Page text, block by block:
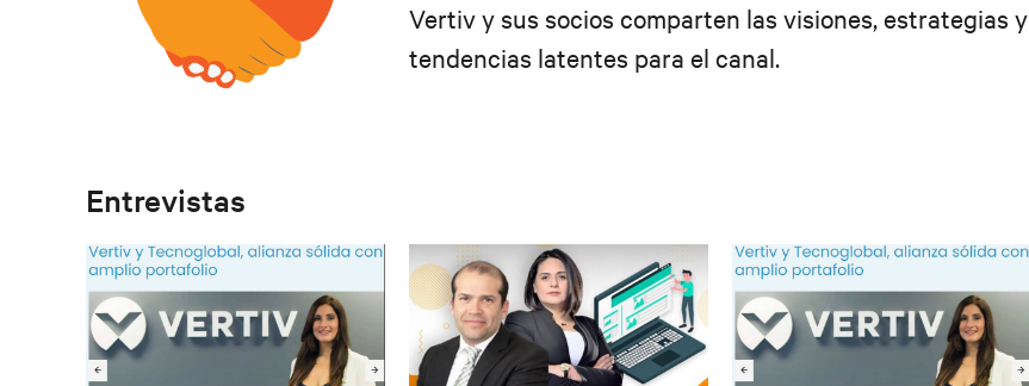
Vertiv y sus socios comparten las visiones, estrategias y
tendencias latentes para el canal.
Entrevistas